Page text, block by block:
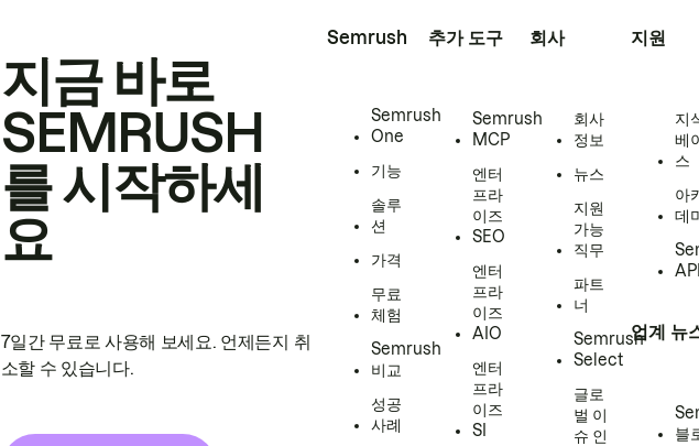
지금 바로
SEMRUSH
를 시작하세
요
7일간 무료로 사용해 보세요. 언제든지 취
소할 수 있습니다.
Semrush
Semrush
One
기능
솔루
션
가격
무료
체험
Semrush
비교
성공
사례
추가 도구
Semrush
MCP
엔터
프라
이즈
SEO
엔터
프라
이즈
AIO
엔터
프라
이즈
SI
회사
회사
정보
뉴스
지원
가능
직무
파트
너
Semrush
Select
글로
벌 이
슈 인
지원
지
베
스
아
데
업계 뉴
블